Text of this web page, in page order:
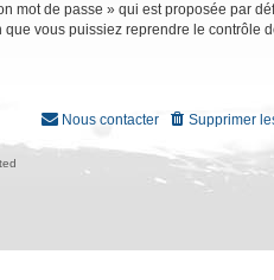
mot de passe » qui est proposée par
vous puissiez reprendre le contrôle
Supprimer
Nous contacter